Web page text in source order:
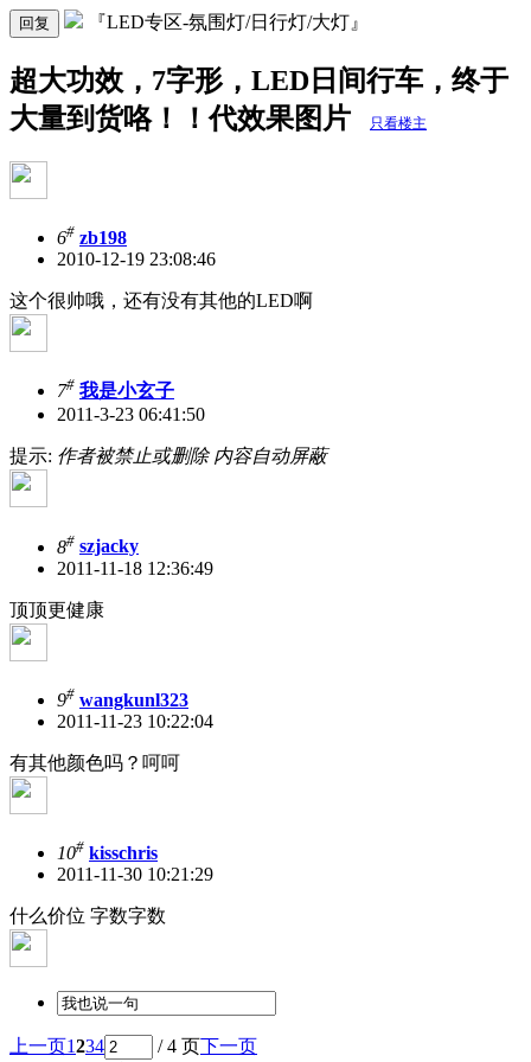
回复 『LED专区-氛围灯/日行灯/大灯』
超大功效，7字形，LED日间行车，终于
大量到货咯！！代效果图片
只看楼主
6# zb198
2010-12-19 23:08:46
这个很帅哦，还有没有其他的LED啊
7# 我是小玄子
2011-3-23 06:41:50
提示: 作者被禁止或删除 内容自动屏蔽
8# szjacky
2011-11-18 12:36:49
顶顶更健康
9# wangkunl323
2011-11-23 10:22:04
有其他颜色吗？呵呵
10# kisschris
2011-11-30 10:21:29
什么价位 字数字数
上一页 1234 / 4 页
下一页